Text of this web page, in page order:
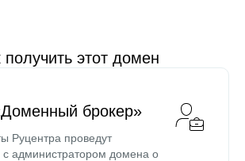
получить этот домен
брокер»
Руцентра проведут
с администратором домена о